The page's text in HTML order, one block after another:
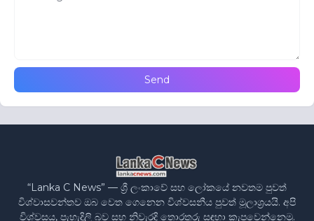
“Lanka C News” — ශ්‍රී ලංකාවේ සහ ලෝකයේ නවතම පුවත්
විශ්වාසවන්තව ඔබ වෙත ගෙනෙන විශ්වසනීය පුවත් මූලාශ්‍රයයි. අපි
විශ්වසය, පැහැදිලි බව සහ නිවැරදි තොරතුරු සඳහා කැපවෙන්නෙමු.